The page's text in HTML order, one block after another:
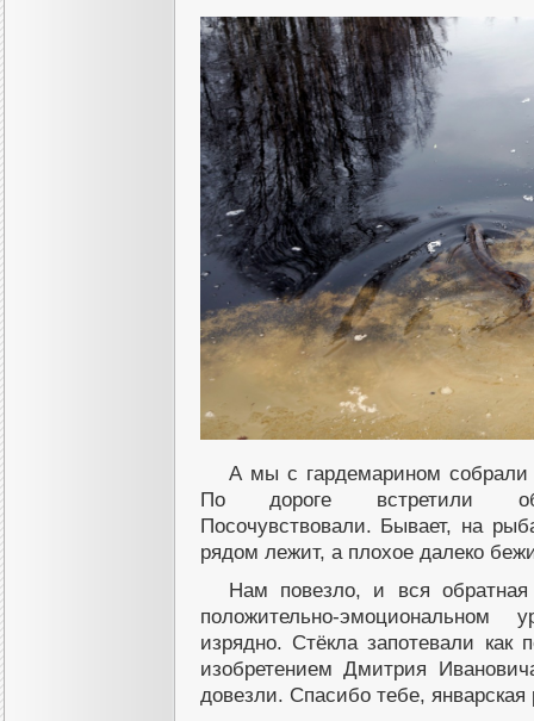
А мы с гардемарином
По дороге встретили
Посочувствовали. Бывает, на
рядом лежит, а плохое далеко
Нам повезло, и вся
положительно-
изрядно. Стёкла запотевали как
изобретением Дмитрия
довезли. Спасибо тебе, январская